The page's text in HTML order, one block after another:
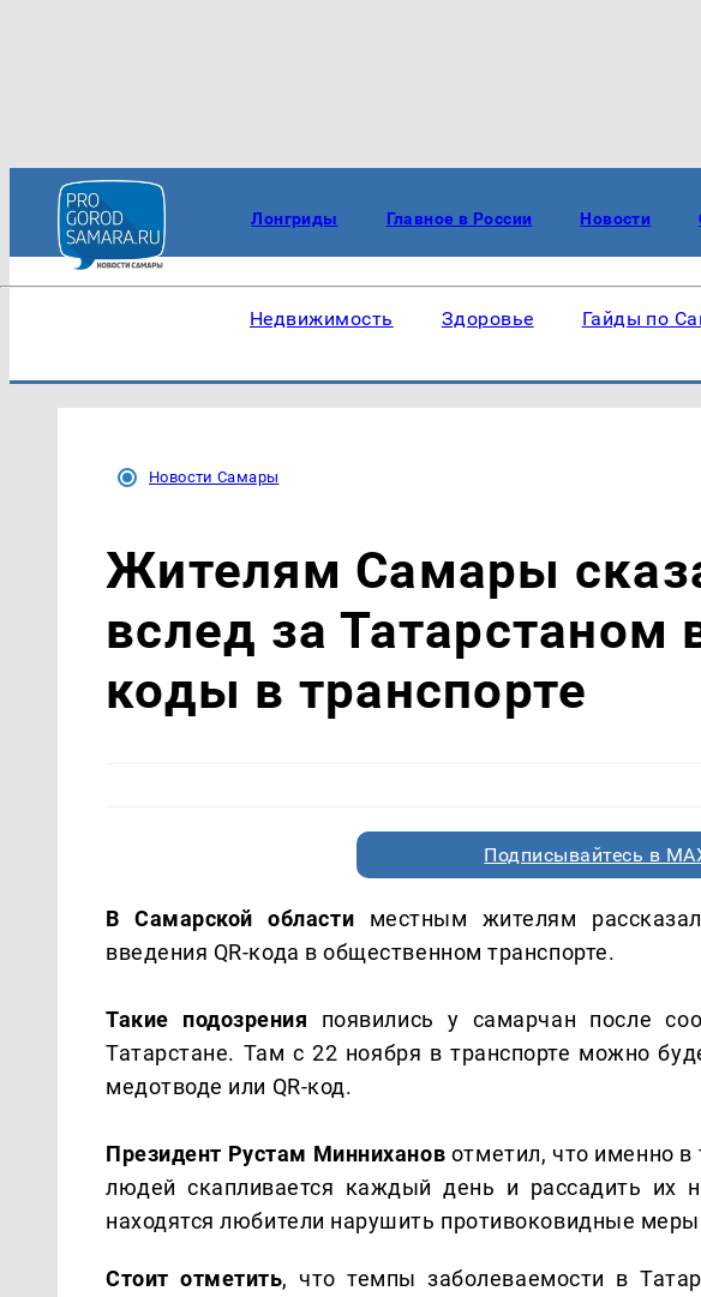
Лонгриды Главное в России Новости
Недвижимость Здоровье Гайды по
Новости Самары
Жителям Самары
вслед за Татарстаном
коды в транспорте
Подписывайтесь в
В Самарской области местным жителям
введения QR-кода в общественном транспорте.
Такие подозрения появились у самарчан после
Татарстане. Там с 22 ноября в транспорте можно
медотводе или QR-код.
Президент Рустам Минниханов отметил, что именно в
людей скапливается каждый день и рассадить их
находятся любители нарушить противоковидные
Стоит отметить, что темпы заболеваемости в